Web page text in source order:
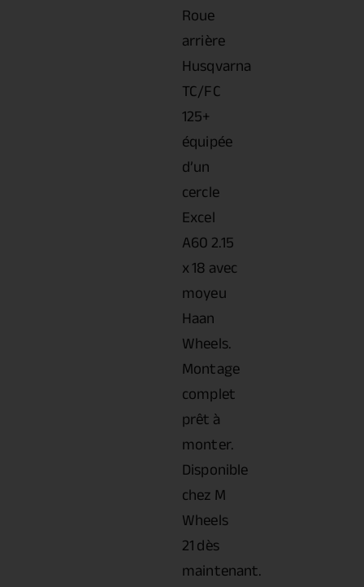
Roue
arrière
Husqvarna
TC/FC
125+
équipée
d’un
cercle
Excel
A60 2.15
x 18 avec
moyeu
Haan
Wheels.
Montage
complet
prêt à
monter.
Disponible
chez M
Wheels
21 dès
maintenant.